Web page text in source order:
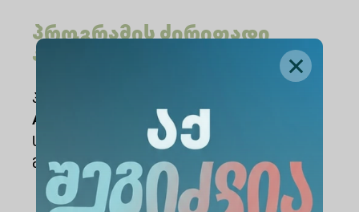
პროგრამის ძირითადი
ასპექტები
პროგრამა შემუშავებულია საერთაშორისო
ABET
სტანდარტებისა და
საქართველოს
ICT დარგობრივი
მახასიათებლის გათვალისწინებით.